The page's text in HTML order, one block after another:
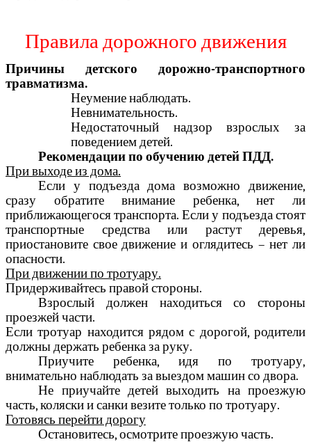
Правила дорожного движения
Причины детского дорожно-транспортного
травматизма.
Неумение наблюдать.
Невнимательность.
Недостаточный надзор взрослых за
поведением детей.
Рекомендации по обучению детей ПДД.
При выходе из дома.
Если у подъезда дома возможно движение,
сразу обратите внимание ребенка, нет ли
приближающегося транспорта. Если у подъезда стоят
транспортные средства или растут деревья,
приостановите свое движение и оглядитесь – нет ли
опасности.
При движении по тротуару.
Придерживайтесь правой стороны.
Взрослый должен находиться со стороны
проезжей части.
Если тротуар находится рядом с дорогой, родители
должны держать ребенка за руку.
Приучите ребенка, идя по тротуару,
внимательно наблюдать за выездом машин со двора.
Не приучайте детей выходить на проезжую
часть, коляски и санки везите только по тротуару.
Готовясь перейти дорогу
Остановитесь, осмотрите проезжую часть.